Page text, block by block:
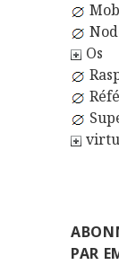
Os
PAR